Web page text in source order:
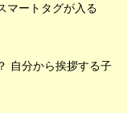
マートタグが入る
自分から挨拶する子